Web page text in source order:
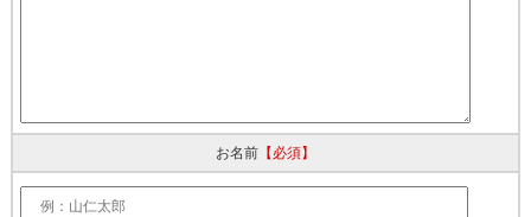
お名前【必須】